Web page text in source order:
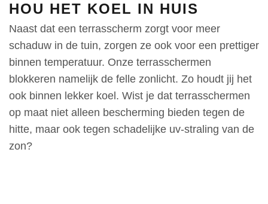
HOU HET KOEL IN HUIS
Naast dat een terrasscherm zorgt voor meer
schaduw in de tuin, zorgen ze ook voor een prettiger
binnen temperatuur. Onze terrasschermen
blokkeren namelijk de felle zonlicht. Zo houdt jij het
ook binnen lekker koel. Wist je dat terrasschermen
op maat niet alleen bescherming bieden tegen de
hitte, maar ook tegen schadelijke uv-straling van de
zon?